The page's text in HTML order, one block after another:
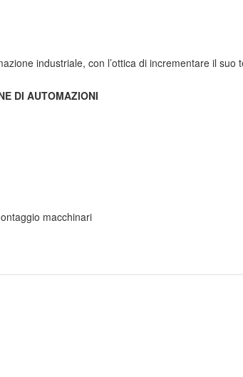
industriale, con l’ottica di incrementare il
DI AUTOMAZIONI
macchinari